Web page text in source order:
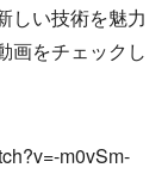
しい技術を魅力
画をチェックし
m0vSm-